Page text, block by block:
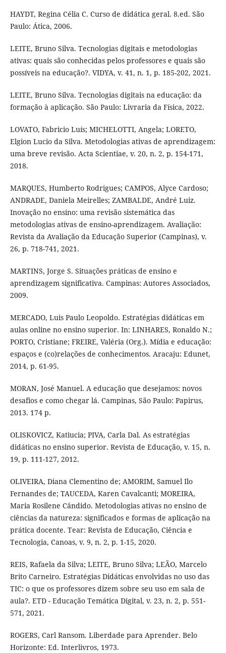
HAYDT, Regina Célia C. Curso de didática geral. 8.ed. São
Paulo: Ática, 2006.
LEITE, Bruno Silva. Tecnologias digitais e metodologias
ativas: quais são conhecidas pelos professores e quais são
possíveis na educação?. VIDYA, v. 41, n. 1, p. 185-202, 2021.
LEITE, Bruno Silva. Tecnologias digitais na educação: da
formação à aplicação​. São Paulo: Livraria da Física, 2022.
LOVATO, Fabricio Luís; MICHELOTTI, Angela; LORETO,
Elgion Lucio da Silva. Metodologias ativas de aprendizagem:
uma breve revisão. Acta Scientiae, v. 20, n. 2, p. 154-171,
2018.
MARQUES, Humberto Rodrigues; CAMPOS, Alyce Cardoso;
ANDRADE, Daniela Meirelles; ZAMBALDE, André Luiz.
Inovação no ensino: uma revisão sistemática das
metodologias ativas de ensino-aprendizagem. Avaliação:
Revista da Avaliação da Educação Superior (Campinas), v.
26, p. 718-741, 2021.
MARTINS, Jorge S. Situações práticas de ensino e
aprendizagem significativa. Campinas: Autores Associados,
2009.
MERCADO, Luis Paulo Leopoldo. Estratégias didáticas em
aulas online no ensino superior. In: LINHARES, Ronaldo N.;
PORTO, Cristiane; FREIRE, Valéria (Org.). Mídia e educação:
espaços e (co)relações de conhecimentos. Aracaju: Edunet,
2014, p. 61-95.
MORAN, José Manuel. A educação que desejamos: novos
desafios e como chegar lá. Campinas, São Paulo: Papirus,
2013. 174 p.
OLISKOVICZ, Katiucia; PIVA, Carla Dal. As estratégias
didáticas no ensino superior. Revista de Educação, v. 15, n.
19, p. 111-127, 2012.
OLIVEIRA, Diana Clementino de; AMORIM, Samuel Ilo
Fernandes de; TAUCEDA, Karen Cavalcanti; MOREIRA,
Maria Rosilene Cândido. Metodologias ativas no ensino de
ciências da natureza: significados e formas de aplicação na
prática docente. Tear: Revista de Educação, Ciência e
Tecnologia, Canoas, v. 9, n. 2, p. 1-15, 2020.
REIS, Rafaela da Silva; LEITE, Bruno Silva; LEÃO, Marcelo
Brito Carneiro. Estratégias Didáticas envolvidas no uso das
TIC: o que os professores dizem sobre seu uso em sala de
aula?. ETD - Educação Temática Digital, v. 23, n. 2, p. 551-
571, 2021.
ROGERS, Carl Ransom. Liberdade para Aprender. Belo
Horizonte: Ed. Interlivros, 1973.